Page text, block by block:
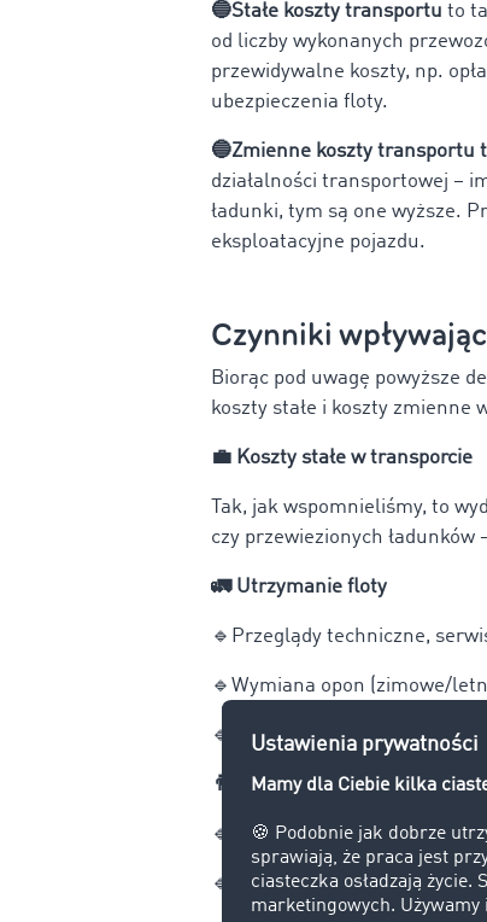
🔵Stałe koszty transportu to
od liczby wykonanych
przewidywalne koszty, np.
ubezpieczenia floty.
🔵Zmienne koszty transportu
działalności transportowej –
ładunki, tym są one wyższe.
eksploatacyjne pojazdu.
Czynniki
Biorąc pod uwagę powyższe
koszty stałe i koszty zmienne
💼 Koszty stałe w transporcie
Tak, jak wspomnieliśmy, to
czy przewiezionych ładunków
🚛Utrzymanie floty
🔹 Przeglądy techniczne,
🔹 Wymiana opon (zimowe/
🔹 Opłaty rejestracyjne
👨 Zatrudnienie
🔹 Wynagrodzenie kierowców
🔹 Płace pracowników